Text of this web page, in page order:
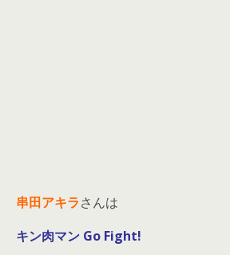
串田アキラさんは
キン肉マン Go Fight!